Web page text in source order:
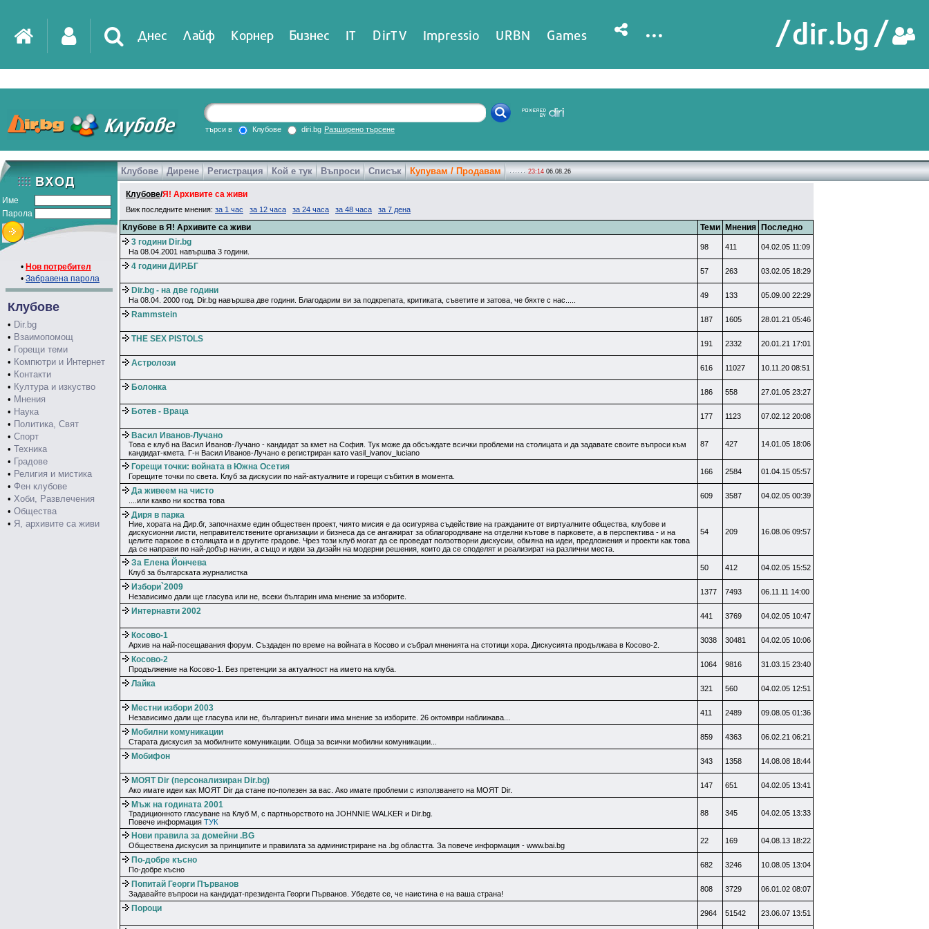
Днес Лайф Корнер Бизнес IT DirTV Impressio URBN Games ...
търси в Клубове diri.bg Разширено търсене
Име
Парола
• Нов потребител
• Забравена парола
Клубове
• Dir.bg
• Взаимопомощ
• Горещи теми
• Компютри и Интернет
• Контакти
• Култура и изкуство
• Мнения
• Наука
• Политика, Свят
• Спорт
• Техника
• Градове
• Религия и мистика
• Фен клубове
• Хоби, Развлечения
• Общества
• Я, архивите са живи
Клубове Дирене Регистрация Кой е тук Въпроси Списък Купувам / Продавам 23:14 06.08.26
Клубове/Я! Архивите са живи
Виж последните мнения: за 1 час за 12 часа за 24 часа за 48 часа за 7 дена
Клубове в Я! Архивите са живи Теми Мнения
Последно
3 години Dir.bg
На 08.04.2001 навършва 3 години.
98 411 04.02.05 11:09
4 години ДИР.БГ 57 263 03.02.05 18:29
Dir.bg - на две години
На 08.04. 2000 год. Dir.bg навършва две години. Благодарим ви за подкрепата, критиката, съветите и затова, че бяхте с нас.....
49 133 05.09.00 22:29
Rammstein 187 1605 28.01.21 05:46
THE SEX PISTOLS 191 2332 20.01.21 17:01
Астролози 616 11027 10.11.20 08:51
Болонка 186 558 27.01.05 23:27
Ботев - Враца 177 1123 07.02.12 20:08
Васил Иванов-Лучано
Това е клуб на Васил Иванов-Лучано - кандидат за кмет на София. Тук може да обсъждате всички проблеми на столицата и да задавате своите въпроси към
кандидат-кмета. Г-н Васил Иванов-Лучано е регистриран като vasil_ivanov_luciano
87 427 14.01.05 18:06
Горещи точки: войната в Южна Осетия
Горещите точки по света. Клуб за дискусии по най-актуалните и горещи събития в момента.
166 2584 01.04.15 05:57
Да живеем на чисто
....или какво ни коства това
609 3587 04.02.05 00:39
Диря в парка
Ние, хората на Дир.бг, започнахме един обществен проект, чиято мисия е да осигурява съдействие на гражданите от виртуалните общества, клубове и
дискусионни листи, неправителствените организации и бизнеса да се ангажират за облагородяване на отделни кътове в парковете, а в перспектива - и на
целите паркове в столицата и в другите градове. Чрез този клуб могат да се проведат ползотворни дискусии, обмяна на идеи, предложения и проекти как това
да се направи по най-добър начин, а също и идеи за дизайн на модерни решения, които да се споделят и реализират на различни места.
54 209 16.08.06 09:57
За Елена Йончева
Клуб за българската журналистка
50 412 04.02.05 15:52
Избори`2009
Независимо дали ще гласува или не, всеки българин има мнение за изборите.
1377 7493 06.11.11 14:00
Интернавти 2002 441 3769 04.02.05 10:47
Косово-1
Архив на най-посещавания форум. Създаден по време на войната в Косово и събрал мненията на стотици хора. Дискусията продължава в Косово-2.
3038 30481 04.02.05 10:06
Косово-2
Продължение на Косово-1. Без претенции за актуалност на името на клуба.
1064 9816 31.03.15 23:40
Лайка 321 560 04.02.05 12:51
Местни избори 2003
Независимо дали ще гласува или не, българинът винаги има мнение за изборите. 26 октомври наближава...
411 2489 09.08.05 01:36
Мобилни комуникации
Старата дискусия за мобилните комуникации. Обща за всички мобилни комуникации...
859 4363 06.02.21 06:21
Мобифон 343 1358 14.08.08 18:44
МОЯТ Dir (персонализиран Dir.bg)
Ако имате идеи как МОЯТ Dir да стане по-полезен за вас. Ако имате проблеми с използването на МОЯТ Dir.
147 651 04.02.05 13:41
Мъж на годината 2001
Традиционното гласуване на Клуб М, с партньорството на JOHNNIE WALKER и Dir.bg.
Повече информация ТУК
88 345 04.02.05 13:33
Нови правила за домейни .BG
Обществена дискусия за принципите и правилата за администриране на .bg областта. За повече информация - www.bai.bg
22 169 04.08.13 18:22
По-добре късно
По-добре късно
682 3246 10.08.05 13:04
Попитай Георги Първанов
Задавайте въпроси на кандидат-президента Георги Първанов. Убедете се, че наистина е на ваша страна!
808 3729 06.01.02 08:07
Пороци 2964 51542 23.06.07 13:51